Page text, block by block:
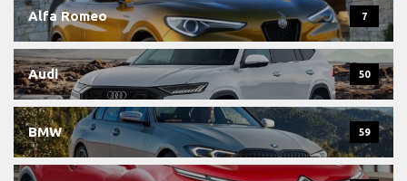
Alfa Romeo 7
Audi 50
BMW 59